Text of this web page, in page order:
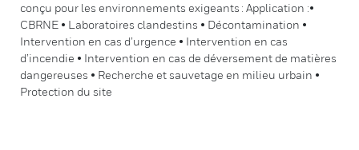
conçu pour les environnements exigeants : Application :•
CBRNE • Laboratoires clandestins • Décontamination •
Intervention en cas d’urgence • Intervention en cas
d’incendie • Intervention en cas de déversement de matières
dangereuses • Recherche et sauvetage en milieu urbain •
Protection du site